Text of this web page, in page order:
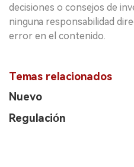
decisiones o consejos de
ninguna responsabilidad
error en el contenido.
Temas relacionados
Nuevo
Regulación